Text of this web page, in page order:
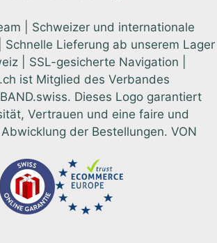
| Schweizer und internationale
Schnelle Lieferung ab unserem Lager
| SSL-gesicherte Navigation |
ist Mitglied des Verbandes
Dieses Logo garantiert
Vertrauen und eine faire und
der Bestellungen. VON